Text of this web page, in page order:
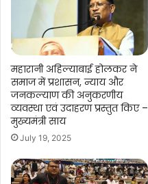
महारानी अहिल्याबाई होलकर ने
समाज में प्रशासन, न्याय और
जनकल्याण की अनुकरणीय
व्यवस्था एवं उदाहरण प्रस्तुत किए –
मुख्यमंत्री साय
July 19, 2025